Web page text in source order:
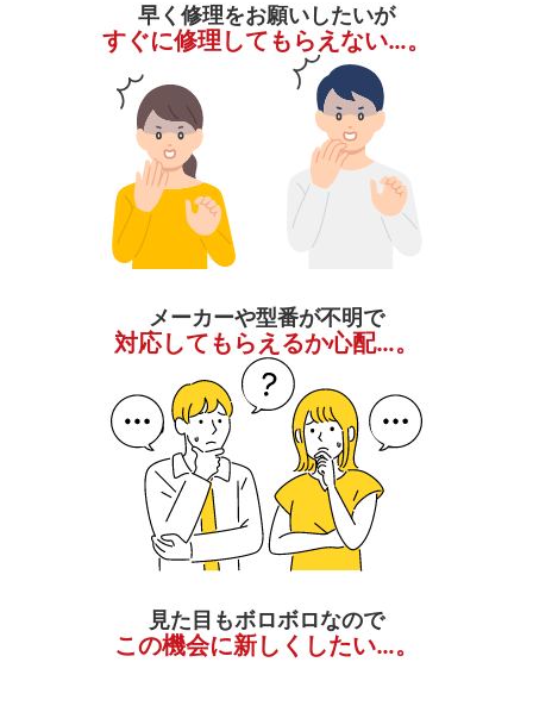
早く修理をお願いしたいが
すぐに修理してもらえない…。
メーカーや型番が不明で
対応してもらえるか心配…。
見た目もボロボロなので
この機会に新しくしたい…。